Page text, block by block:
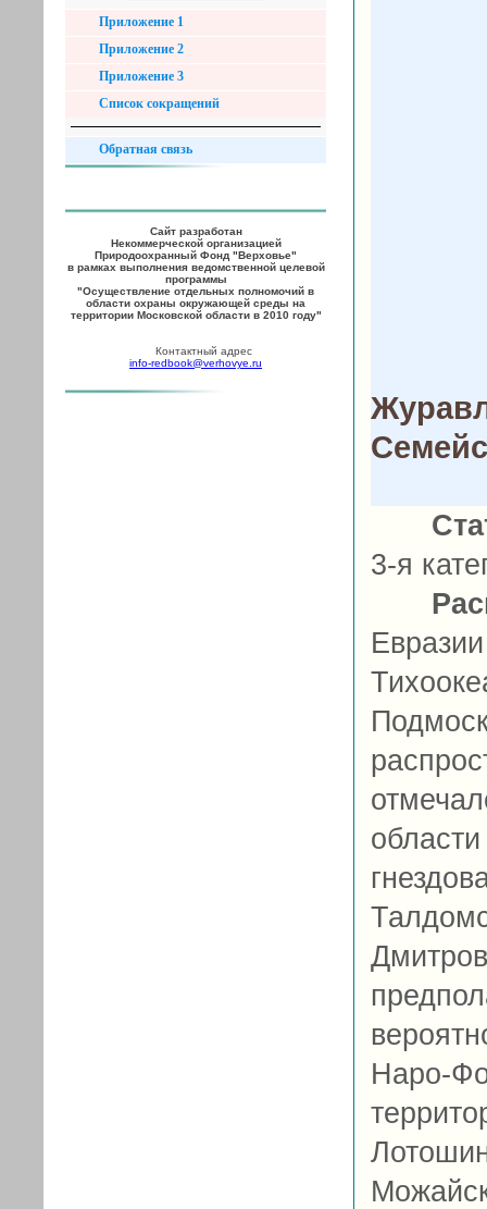
Приложение 1
Приложение 2
Приложение 3
Список сокращений
Обратная связь
Сайт разработан
Некоммерческой организацией
Природоохранный Фонд "Верховье"
в рамках выполнения ведомственной целевой
программы
"Осуществление отдельных полномочий в
области охраны окружающей среды на
территории Московской области в 2010 году"
Контактный адрес
info-redbook@verhovye.ru
3-я
Наро-